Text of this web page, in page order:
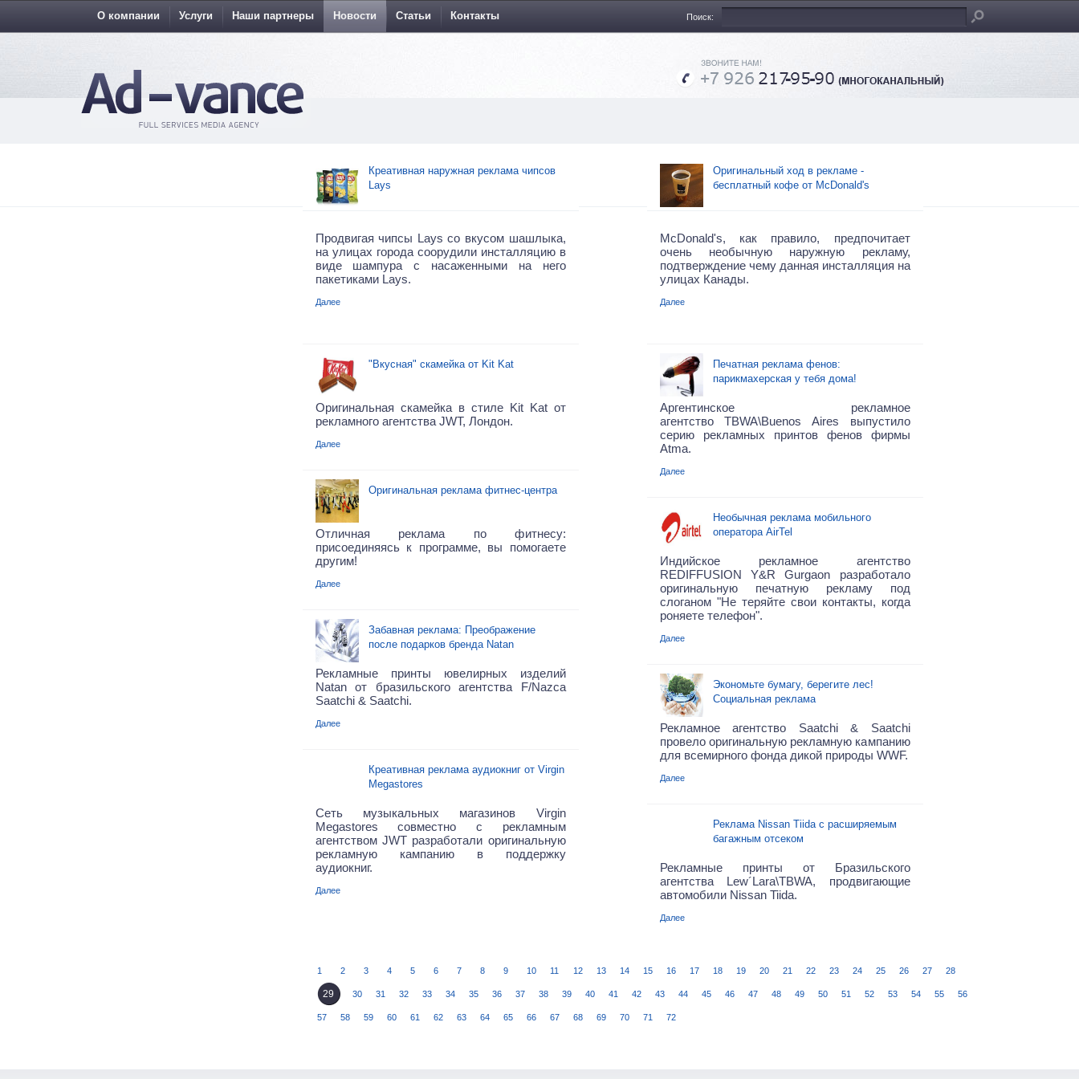
О компании Услуги Наши партнеры Новости Статьи Контакты Поиск:
Креативная наружная реклама чипсов
Lays
Продвигая чипсы Lays со вкусом шашлыка,
на улицах города соорудили инсталляцию в
виде шампура с насаженными на него
пакетиками Lays.
Далее
"Вкусная" скамейка от Kit Kat
Оригинальная скамейка в стиле Kit Kat от
рекламного агентства JWT, Лондон.
Далее
Оригинальная реклама фитнес-центра
Отличная реклама по фитнесу:
присоединяясь к программе, вы помогаете
другим!
Далее
Забавная реклама: Преображение
после подарков бренда Natan
Рекламные принты ювелирных изделий
Natan от бразильского агентства F/Nazca
Saatchi & Saatchi.
Далее
Креативная реклама аудиокниг от Virgin
Megastores
Cеть музыкальных магазинов Virgin
Megastores совместно с рекламным
агентством JWT разработали оригинальную
рекламную кампанию в поддержку
аудиокниг.
Далее
Оригинальный ход в рекламе -
бесплатный кофе от McDonald's
McDonald's, как правило, предпочитает
очень необычную наружную рекламу,
подтверждение чему данная инсталляция на
улицах Канады.
Далее
Печатная реклама фенов:
парикмахерская у тебя дома!
Аргентинское рекламное
агентство TBWA\Buenos Aires выпустило
серию рекламных принтов фенов фирмы
Atma.
Далее
Необычная реклама мобильного
оператора AirTel
Индийское рекламное агентство
REDIFFUSION Y&R Gurgaon разработало
оригинальную печатную рекламу под
слоганом "Не теряйте свои контакты, когда
роняете телефон".
Далее
Экономьте бумагу, берегите лес!
Социальная реклама
Рекламное агентство Saatchi & Saatchi
провело оригинальную рекламную кампанию
для всемирного фонда дикой природы WWF.
Далее
Реклама Nissan Tiida с расширяемым
багажным отсеком
Рекламные принты от Бразильского
агентства Lew´Lara\TBWA, продвигающие
автомобили Nissan Tiida.
Далее
1 2 3 4 5 6 7 8 9 10 11 12 13 14 15 16 17 18 19 20 21 22 23 24 25 26 27 28
29 30 31 32 33 34 35 36 37 38 39 40 41 42 43 44 45 46 47 48 49 50 51 52 53 54 55 56
57 58 59 60 61 62 63 64 65 66 67 68 69 70 71 72